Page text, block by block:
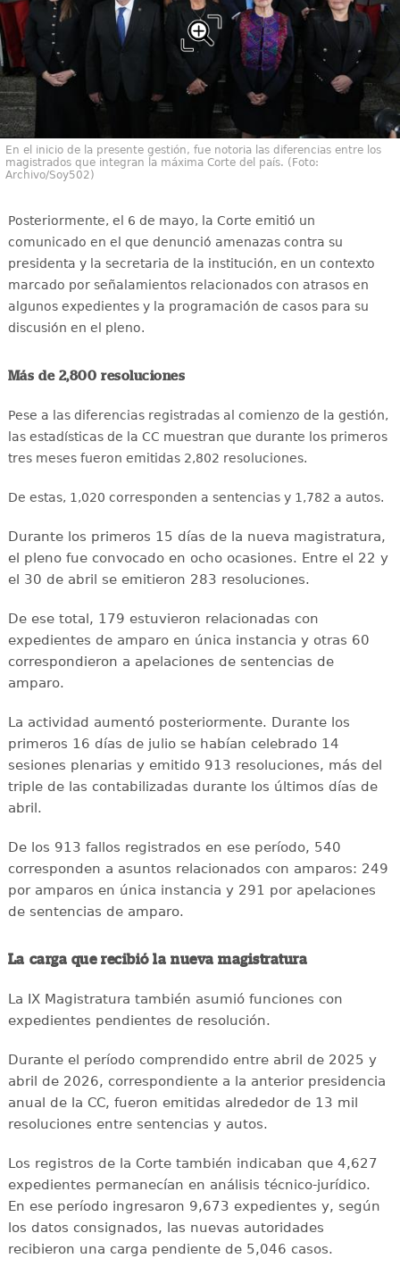
En el inicio de la presente gestión, fue notoria las diferencias entre los
magistrados que integran la máxima Corte del país. (Foto:
Archivo/Soy502)
Posteriormente, el 6 de mayo, la Corte emitió un
comunicado en el que denunció amenazas contra su
presidenta y la secretaria de la institución, en un contexto
marcado por señalamientos relacionados con atrasos en
algunos expedientes y la programación de casos para su
discusión en el pleno.
Más de 2,800 resoluciones
Pese a las diferencias registradas al comienzo de la gestión,
las estadísticas de la CC muestran que durante los primeros
tres meses fueron emitidas 2,802 resoluciones.
De estas, 1,020 corresponden a sentencias y 1,782 a autos.
Durante los primeros 15 días de la nueva magistratura,
el pleno fue convocado en ocho ocasiones. Entre el 22 y
el 30 de abril se emitieron 283 resoluciones.
De ese total, 179 estuvieron relacionadas con
expedientes de amparo en única instancia y otras 60
correspondieron a apelaciones de sentencias de
amparo.
La actividad aumentó posteriormente. Durante los
primeros 16 días de julio se habían celebrado 14
sesiones plenarias y emitido 913 resoluciones, más del
triple de las contabilizadas durante los últimos días de
abril.
De los 913 fallos registrados en ese período, 540
corresponden a asuntos relacionados con amparos: 249
por amparos en única instancia y 291 por apelaciones
de sentencias de amparo.
La carga que recibió la nueva magistratura
La IX Magistratura también asumió funciones con
expedientes pendientes de resolución.
Durante el período comprendido entre abril de 2025 y
abril de 2026, correspondiente a la anterior presidencia
anual de la CC, fueron emitidas alrededor de 13 mil
resoluciones entre sentencias y autos.
Los registros de la Corte también indicaban que 4,627
expedientes permanecían en análisis técnico-jurídico.
En ese período ingresaron 9,673 expedientes y, según
los datos consignados, las nuevas autoridades
recibieron una carga pendiente de 5,046 casos.